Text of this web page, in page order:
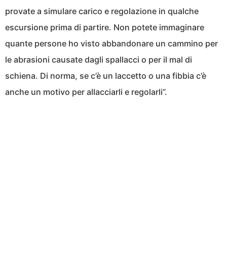
provate a simulare carico e regolazione in qualche
escursione prima di partire. Non potete immaginare
quante persone ho visto abbandonare un cammino per
le abrasioni causate dagli spallacci o per il mal di
schiena. Di norma, se c’è un laccetto o una fibbia c’è
anche un motivo per allacciarli e regolarli”.